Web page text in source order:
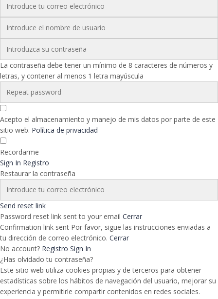
La contraseña debe tener un mínimo de 8 caracteres de números y
letras, y contener al menos 1 letra mayúscula
Acepto el almacenamiento y manejo de mis datos por parte de este
sitio web. Política de privacidad
Recordarme
Sign In Registro
Restaurar la contraseña
Send reset link
Password reset link sentto your email Cerrar
Confirmation link sent Por favor, sigue las instrucciones enviadas a
tu dirección de correo electrónico. Cerrar
No account? Registro Sign In
¿Has olvidado tu contraseña?
Este sitio web utiliza cookies propias y de terceros para obtener
estadísticas sobre los hábitos de navegación del usuario, mejorar su
experiencia y permitirle compartir contenidos en redes sociales.